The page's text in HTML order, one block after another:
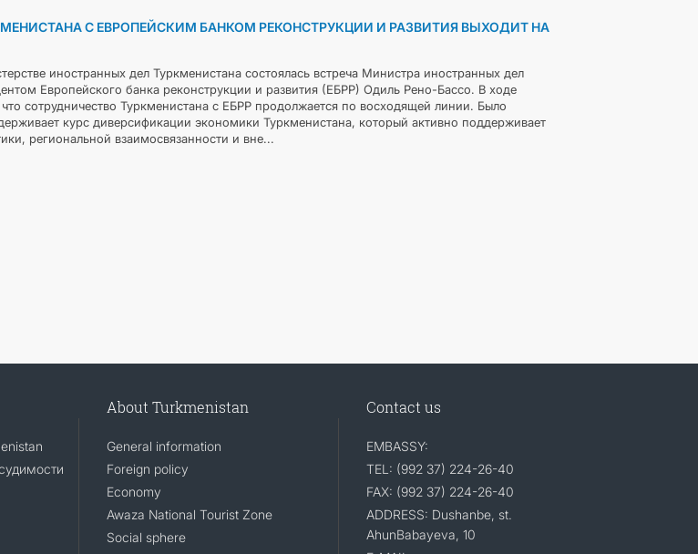
С ЕВРОПЕЙСКИМ БАНКОМ РЕКОНСТРУКЦИИ И РАЗВИТИЯ ВЫХОДИТ НА
иностранных дел Туркменистана состоялась встреча Министра иностранных дел
Европейского банка реконструкции и развития (ЕБРР) Одиль Рено-Бассо. В ходе
сотрудничество Туркменистана с ЕБРР продолжается по восходящей линии. Было
курс диверсификации экономики Туркменистана, который активно поддерживает
региональной взаимосвязанности и вне...
About Turkmenistan
General information
Foreign policy
Economy
Awaza National Tourist Zone
Social sphere
Contact us
EMBASSY:
TEL: (992 37) 224-26-40
FAX: (992 37) 224-26-40
ADDRESS: Dushanbe, st.
AhunBabayeva, 10